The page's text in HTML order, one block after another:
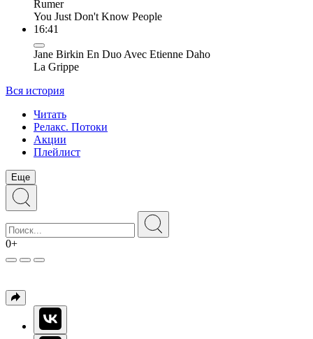
Rumer
You Just Don't Know People
16:41
Jane Birkin En Duo Avec Etienne Daho
La Grippe
Вся история
Читать
Релакс. Потоки
Акции
Плейлист
Еще
0+